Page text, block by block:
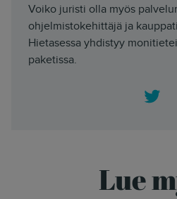
Voiko juristi olla myös
ohjelmistokehittäjä ja
Hietasessa yhdistyy
paketissa.
Lue